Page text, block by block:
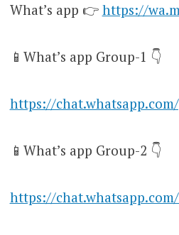
What’s app 👉 https://
📱What’s app Group-1 👇
https://chat.whatsapp.com/
📱What’s app Group-2 👇
https://